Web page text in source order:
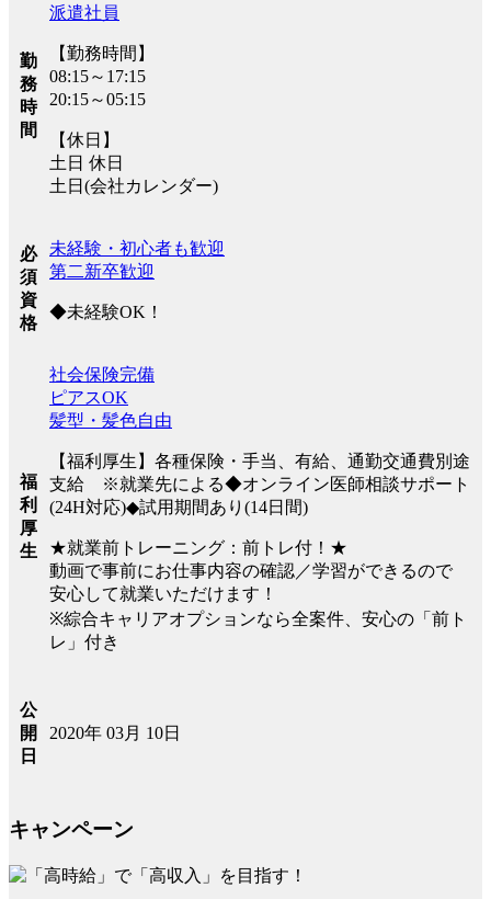
勤
務
時
間
派遣社員
【勤務時間】
08:15～17:15
20:15～05:15
【休日】
土日 休日
土日(会社カレンダー)
必
須
資
格
未経験・初心者も歓迎
第二新卒歓迎
◆未経験OK！
福
利
厚
生
社会保険完備
ピアスOK
髪型・髪色自由
【福利厚生】各種保険・手当、有給、通勤交通費別途
支給 ※就業先による◆オンライン医師相談サポート
(24H対応)◆試用期間あり(14日間)
★就業前トレーニング：前トレ付！★
動画で事前にお仕事内容の確認／学習ができるので
安心して就業いただけます！
※綜合キャリアオプションなら全案件、安心の「前ト
レ」付き
公
開
日
2020年 03月 10日
キャンペーン